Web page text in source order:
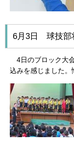
6月3日 球技部
4日のブロック大
込みを感じました。